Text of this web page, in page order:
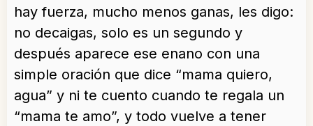
hay fuerza, mucho menos ganas, les digo:
no decaigas, solo es un segundo y
después aparece ese enano con una
simple oración que dice “mama quiero,
agua” y ni te cuento cuando te regala un
“mama te amo”, y todo vuelve a tener